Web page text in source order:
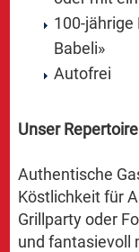
100-jährige
Babeli»
Autofrei
Unser
Authentische
Köstlichkeit für
Grillparty oder
und fantasievoll